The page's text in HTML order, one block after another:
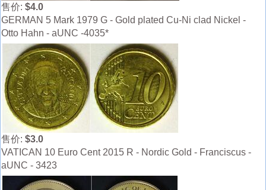
售价: $4.0
GERMAN 5 Mark 1979 G - Gold plated Cu-Ni clad Nickel -
Otto Hahn - aUNC -4035*
售价: $3.0
VATICAN 10 Euro Cent 2015 R - Nordic Gold - Franciscus -
aUNC - 3423